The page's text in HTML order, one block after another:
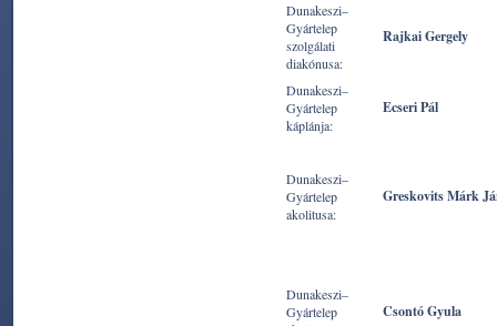
Dunakeszi–
Gyártelep
szolgálati
diakónusa:
Rajkai Gergely
Dunakeszi–
Gyártelep
káplánja:
Ecseri Pál
Dunakeszi–
Gyártelep
akolitusa:
Greskovits Márk
Dunakeszi–
Gyártelep
Csontó Gyula